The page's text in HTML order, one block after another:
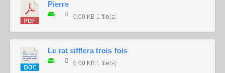
Pierre
0.00 KB 1 file(s)
Le rat sifflera trois fois
0.00 KB 1 file(s)